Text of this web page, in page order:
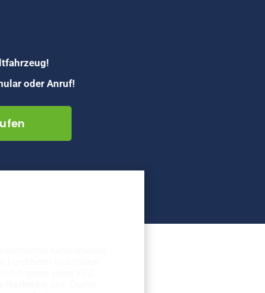
oder Anruf!